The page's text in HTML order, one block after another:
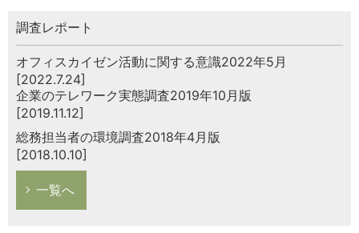
調査レポート
オフィスカイゼン活動に関する意識2022年5月
[2022.7.24]
企業のテレワーク実態調査2019年10月版
[2019.11.12]
総務担当者の環境調査2018年4月版
[2018.10.10]
一覧へ